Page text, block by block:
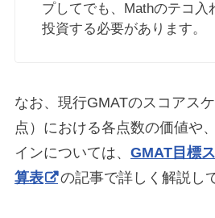
プしてでも、Mathのテコ入
投資する必要があります。
なお、現行GMATのスコアス
点）における各点数の価値や
インについては、 GMAT目標
算表
の記事で詳しく解説し